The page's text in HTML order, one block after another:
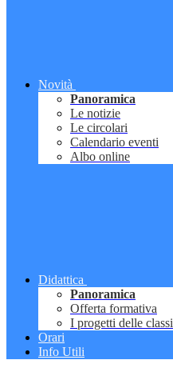
Novità
Panoramica
Le notizie
Le circolari
Calendario eventi
Albo online
Didattica
Panoramica
Offerta formativa
I progetti delle classi
Orari
Info Utili